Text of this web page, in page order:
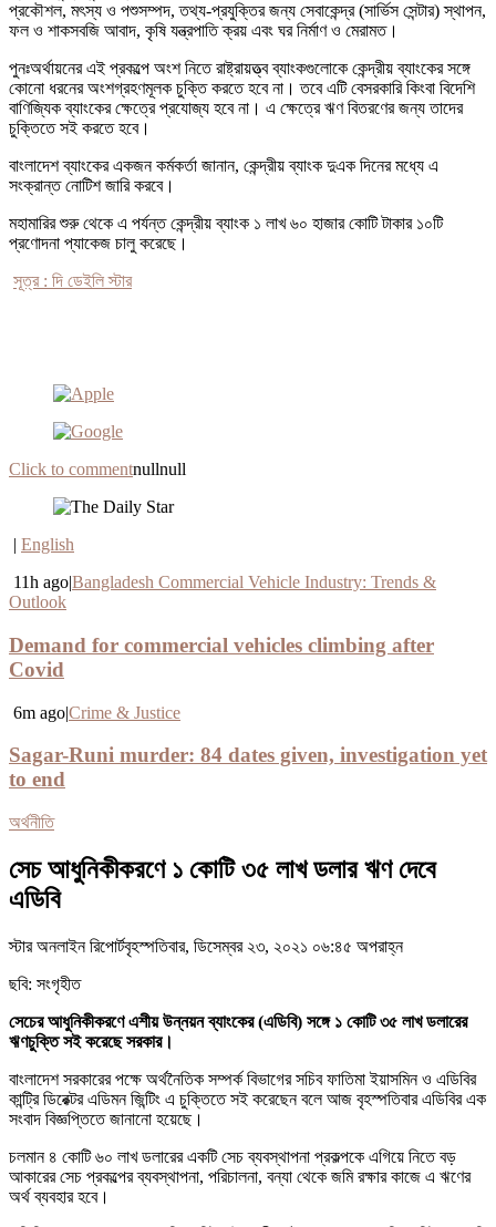
প্রকৌশল, মৎস্য ও পশুসম্পদ, তথ্য-প্রযুক্তির জন্য সেবাকেন্দ্র (সার্ভিস সেন্টার) স্থাপন,
ফল ও শাকসবজি আবাদ, কৃষি যন্ত্রপাতি ক্রয় এবং ঘর নির্মাণ ও মেরামত।
পুনঃঅর্থায়নের এই প্রকল্পে অংশ নিতে রাষ্ট্রায়ত্ত্ব ব্যাংকগুলোকে কেন্দ্রীয় ব্যাংকের সঙ্গে
কোনো ধরনের অংশগ্রহণমূলক চুক্তি করতে হবে না। তবে এটি বেসরকারি কিংবা বিদেশি
বাণিজ্যিক ব্যাংকের ক্ষেত্রে প্রযোজ্য হবে না। এ ক্ষেত্রে ঋণ বিতরণের জন্য তাদের
চুক্তিতে সই করতে হবে।
বাংলাদেশ ব্যাংকের একজন কর্মকর্তা জানান, কেন্দ্রীয় ব্যাংক দুএক দিনের মধ্যে এ
সংক্রান্ত নোটিশ জারি করবে।
মহামারির শুরু থেকে এ পর্যন্ত কেন্দ্রীয় ব্যাংক ১ লাখ ৬০ হাজার কোটি টাকার ১০টি
প্রণোদনা প্যাকেজ চালু করেছে।
সূত্র : দি ডেইলি স্টার
Click to commentnullnull
| English
11h ago|Bangladesh Commercial Vehicle Industry: Trends &
Outlook
Demand for commercial vehicles climbing after
Covid
6m ago|Crime & Justice
Sagar-Runi murder: 84 dates given, investigation yet
to end
অর্থনীতি
সেচ আধুনিকীকরণে ১ কোটি ৩৫ লাখ ডলার ঋণ দেবে
এডিবি
স্টার অনলাইন রিপোর্টবৃহস্পতিবার, ডিসেম্বর ২৩, ২০২১ ০৬:৪৫ অপরাহ্ন
ছবি: সংগৃহীত
সেচের আধুনিকীকরণে এশীয় উন্নয়ন ব্যাংকের (এডিবি) সঙ্গে ১ কোটি ৩৫ লাখ ডলারের
ঋণচুক্তি সই করেছে সরকার।
বাংলাদেশ সরকারের পক্ষে অর্থনৈতিক সম্পর্ক বিভাগের সচিব ফাতিমা ইয়াসমিন ও এডিবির
কান্ট্রি ডিরেক্টর এডিমন জিন্টিং এ চুক্তিতে সই করেছেন বলে আজ বৃহস্পতিবার এডিবির এক
সংবাদ বিজ্ঞপ্তিতে জানানো হয়েছে।
চলমান ৪ কোটি ৬০ লাখ ডলারের একটি সেচ ব্যবস্থাপনা প্রকল্পকে এগিয়ে নিতে বড়
আকারের সেচ প্রকল্পের ব্যবস্থাপনা, পরিচালনা, বন্যা থেকে জমি রক্ষার কাজে এ ঋণের
অর্থ ব্যবহার হবে।